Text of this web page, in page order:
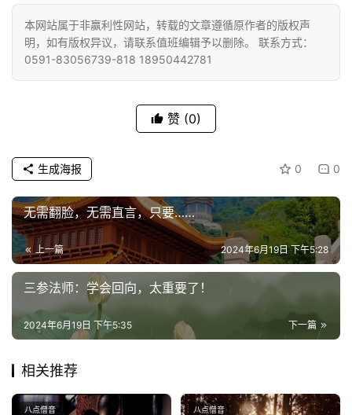
佛
教
人
物
巡
礼
视
频
纪
教
术
登录 注册
本网站属于非赢利性网站，转载的文章遵循原作者的版权声
明，如有版权异议，请联系值班编辑予以删除。 联系方式：
0591-83056739-818 18950442781
赞 (0)
0 0
生成海报
无需翻脸，无需直言，只要……
上一篇 2024年6月19日 下午5:28
三参法师：学会回向，太重要了！
下一篇
2024年6月19日 下午5:35
相关推荐
八点僧音 八点僧音